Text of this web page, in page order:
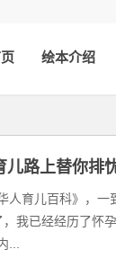
绘本介绍
儿路上替你排
人育儿百科》，一
我已经经历了怀
...